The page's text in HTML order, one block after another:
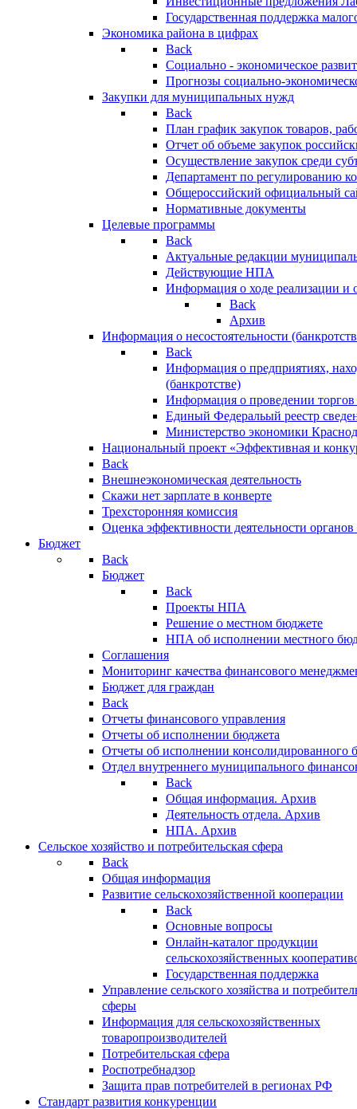
Государственная поддержка
Экономика района в цифрах
Back
Социально - экономическое
Прогнозы социально-
Закупки для муниципальных нужд
Back
План график закупок товаров,
Отчет об объеме закупок
Осуществление закупок среди
Департамент по регулированию
Общероссийский официальный
Нормативные документы
Целевые программы
Back
Актуальные редакции
Действующие НПА
Информация о ходе реализации
Back
Архив
Информация о несостоятельности
Back
Информация о предприятиях,
(банкротстве)
Информация о проведении
Единый Федеральый реестр
Министерство экономики
Национальный проект «Эффективная и
Back
Внешнеэкономическая деятельность
Скажи нет зарплате в конверте
Трехсторонняя комиссия
Оценка эффективности деятельности
Бюджет
Back
Бюджет
Back
Проекты НПА
Решение о местном бюджете
НПА об исполнении местного
Соглашения
Мониторинг качества финансового
Бюджет для граждан
Back
Отчеты финансового управления
Отчеты об исполнении бюджета
Отчеты об исполнении консолидированного
Отдел внутреннего муниципального
Back
Общая информация. Архив
Деятельность отдела. Архив
НПА. Архив
Сельское хозяйство и потребительская сфера
Back
Общая информация
Развитие сельскохозяйственной кооперации
Back
Основные вопросы
Онлайн-каталог продукции
сельскохозяйственных
Государственная поддержка
Управление сельского хозяйства и
сферы
Информация для сельскохозяйственных
товаропроизводителей
Потребительская сфера
Роспотребнадзор
Защита прав потребителей в регионах РФ
Стандарт развития конкуренции